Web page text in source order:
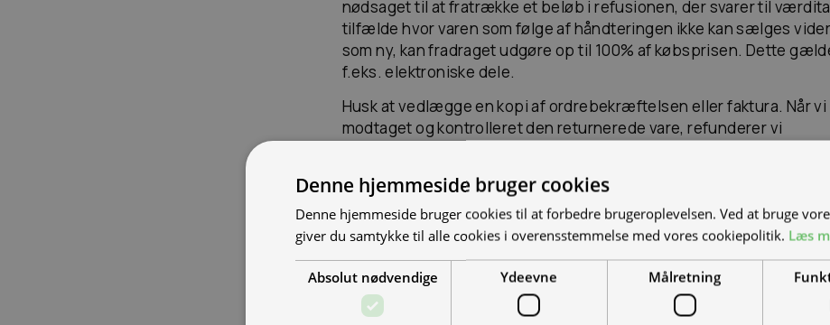
nødsaget til at fratrække et beløb i refusionen, der svarer til
tilfælde hvor varen som følge af håndteringen ikke kan sælges
som ny, kan fradraget udgøre op til 100% af købsprisen. Dette
f.eks. elektroniske dele.
Husk at vedlægge en kopi af ordrebekræftelsen eller faktura. Når vi
modtaget og kontrolleret den returnerede vare, refunderer vi
værdiforringelse, fratrækkes denne i refusionen.
Fornavn Efternavn
Email
Denne hjemmeside bruger cookies
Denne hjemmeside bruger cookies til at forbedre brugeroplevelsen. Ved at bruge
giver du samtykke til alle cookies i overensstemmelse med vores cookiepolitik. Læs
Absolut nødvendige Ydeevne Målretning